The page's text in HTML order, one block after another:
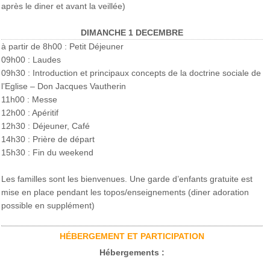
après le diner et avant la veillée)
DIMANCHE 1 DECEMBRE
à partir de 8h00 : Petit Déjeuner
09h00 : Laudes
09h30 : Introduction et principaux concepts de la doctrine sociale de
l’Eglise – Don Jacques Vautherin
11h00 : Messe
12h00 : Apéritif
12h30 : Déjeuner, Café
14h30 : Prière de départ
15h30 : Fin du weekend
Les familles sont les bienvenues. Une garde d’enfants gratuite est
mise en place pendant les topos/enseignements (diner adoration
possible en supplément)
HÉBERGEMENT ET PARTICIPATION
Hébergements :